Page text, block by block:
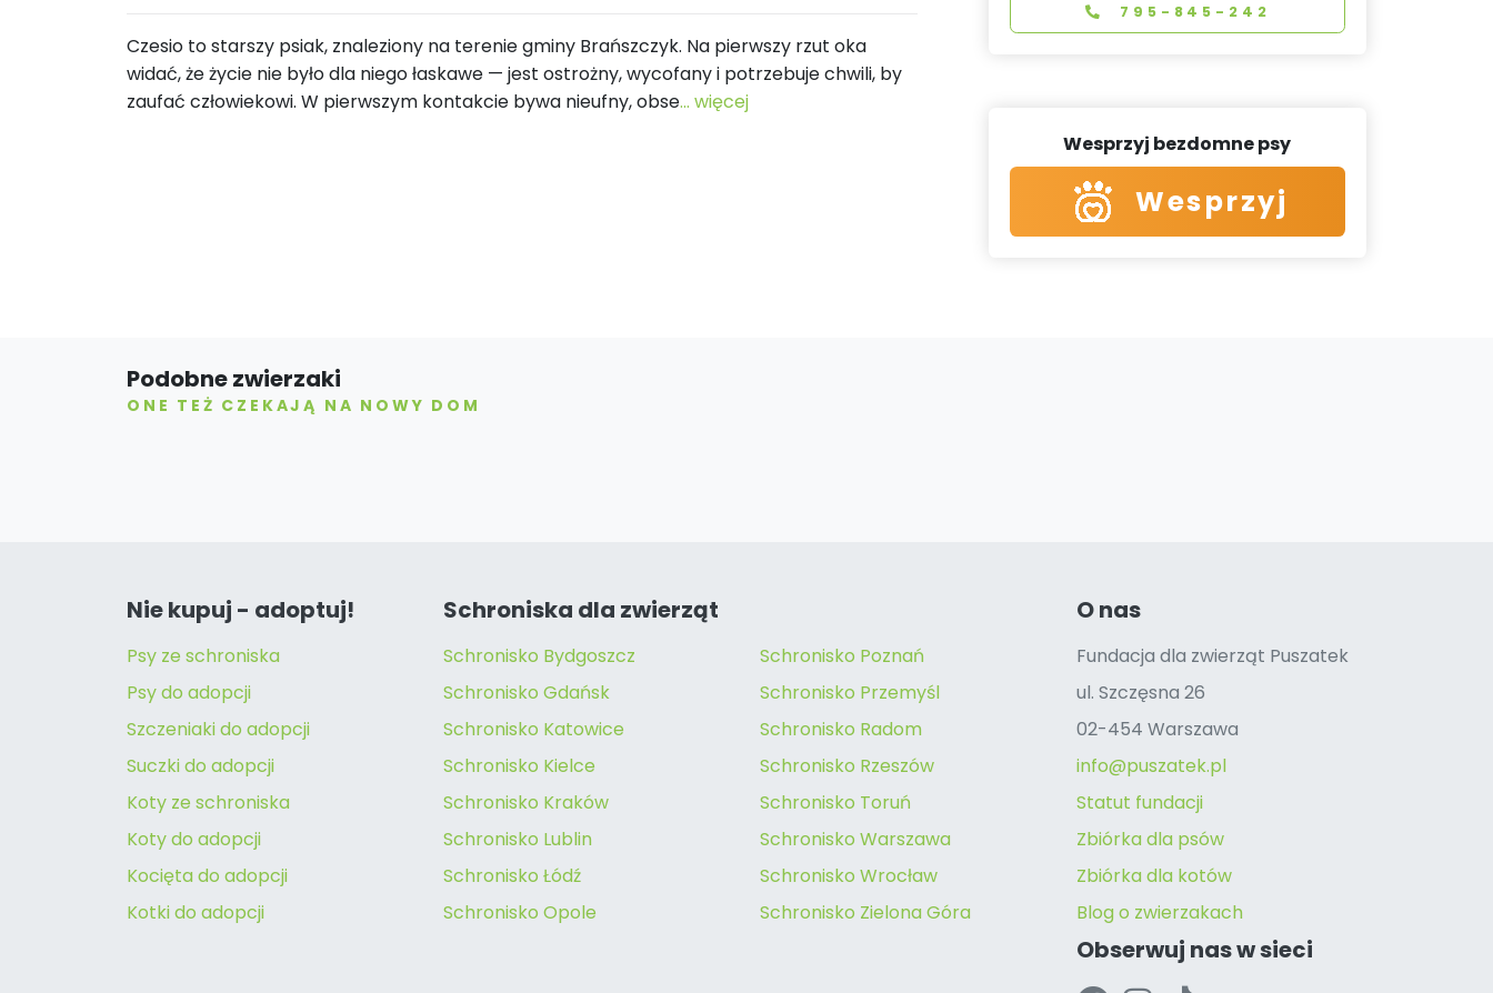
Czesio to starszy psiak, znaleziony na terenie gminy Brańszczyk. Na pierwszy rzut oka
widać, że życie nie było dla niego łaskawe — jest ostrożny, wycofany i potrzebuje chwili, by
zaufać człowiekowi. W pierwszym kontakcie bywa nieufny, obse... więcej
795-845-242
Wesprzyj bezdomne psy
Wesprzyj
Podobne zwierzaki
ONE TEŻ CZEKAJĄ NA NOWY DOM
Nie kupuj - adoptuj!
Psy ze schroniska
Psy do adopcji
Szczeniaki do adopcji
Suczki do adopcji
Koty ze schroniska
Koty do adopcji
Kocięta do adopcji
Kotki do adopcji
Schroniska dla zwierząt
Schronisko Bydgoszcz
Schronisko Gdańsk
Schronisko Katowice
Schronisko Kielce
Schronisko Kraków
Schronisko Lublin
Schronisko Łódź
Schronisko Opole
Schronisko Poznań
Schronisko Przemyśl
Schronisko Radom
Schronisko Rzeszów
Schronisko Toruń
Schronisko Warszawa
Schronisko Wrocław
Schronisko Zielona Góra
O nas
Fundacja dla zwierząt Puszatek
ul. Szczęsna 26
02-454 Warszawa
info@puszatek.pl
Statut fundacji
Zbiórka dla psów
Zbiórka dla kotów
Blog o zwierzakach
Obserwuj nas w sieci